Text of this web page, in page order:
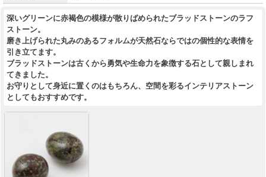
深いグリーンに赤褐色の模様が散りばめられたブラッドストーンのラフ
ストーン。
磨き上げられた丸みのあるフォルムが天然石ならではの個性的な表情を
引き立てます。
ブラッドストーンは古くから勇気や生命力を象徴する石として親しまれ
てきました。
お守りとして身近に置くのはもちろん、空間を彩るインテリアストーン
としてもおすすめです。